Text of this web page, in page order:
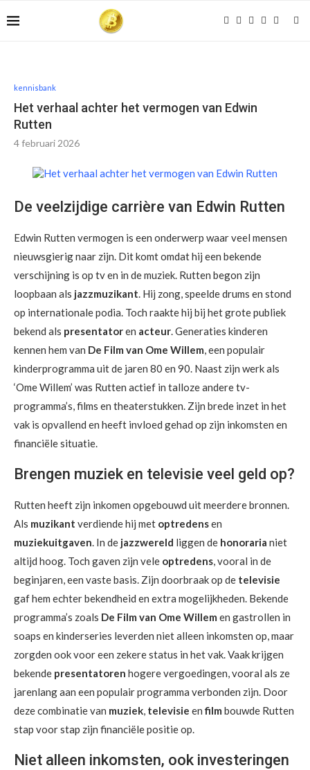
kennisbank
Het verhaal achter het vermogen van Edwin
Rutten
4 februari 2026
De veelzijdige carrière van Edwin Rutten
Edwin Rutten vermogen is een onderwerp waar veel mensen
nieuwsgierig naar zijn. Dit komt omdat hij een bekende
verschijning is op tv en in de muziek. Rutten begon zijn
loopbaan als jazzmuzikant. Hij zong, speelde drums en stond
op internationale podia. Toch raakte hij bij het grote publiek
bekend als presentatoren acteur. Generaties kinderen
kennen hem van De Film van Ome Willem, een populair
kinderprogramma uit de jaren 80 en 90. Naast zijn werk als
‘Ome Willem’ was Rutten actief in talloze andere tv-
programma’s, films en theaterstukken. Zijn brede inzet in het
vak is opvallend en heeft invloed gehad op zijn inkomsten en
financiële situatie.
Brengen muziek en televisie veel geld op?
Rutten heeft zijn inkomen opgebouwd uit meerdere bronnen.
Als muzikant verdiende hij met optredensen
muziekuitgaven. In de jazzwereld liggen de honoraria niet
altijd hoog. Toch gaven zijn vele optredens, vooral in de
beginjaren, een vaste basis. Zijn doorbraak op de televisie
gaf hem echter bekendheid en extra mogelijkheden. Bekende
programma’s zoals De Film van Ome Willem en gastrollen in
soaps en kinderseries leverden niet alleen inkomsten op, maar
zorgden ook voor een zekere status in het vak. Vaak krijgen
bekende presentatoren hogere vergoedingen, vooral als ze
jarenlang aan een populair programma verbonden zijn. Door
deze combinatie van muziek, televisie enfilm bouwde Rutten
stap voor stap zijn financiële positie op.
Niet alleen inkomsten, ook investeringen